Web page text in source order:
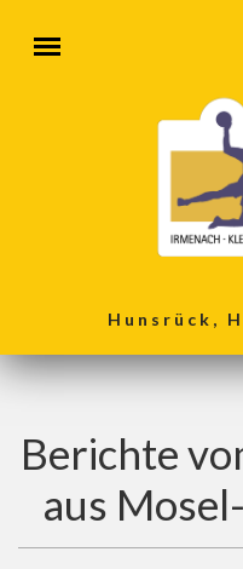
Hunsrück,
Berichte
aus